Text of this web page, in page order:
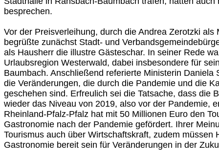
besprechen.
Vor der Preisverleihung, durch die Andrea Zerotzki als
begrüßte zunächst Stadt- und
als Hausherr die illustre Gästeschar. In seiner Rede
Urlaubsregion Westerwald, dabei insbesondere für
Baumbach. Anschließend referierte Ministerin Daniela
die Veränderungen, die durch die Pandemie und die
geschehen sind. Erfreulich sei die Tatsache, dass die
wieder das Niveau von 2019, also vor der Pandemie,
Rheinland-Pfalz-Pfalz hat mit 50 Millionen Euro den
Gastronomie nach der Pandemie gefördert. Ihrer
Tourismus auch über Wirtschaftskraft, zudem müssen
Gastronomie bereit sein für Veränderungen in der